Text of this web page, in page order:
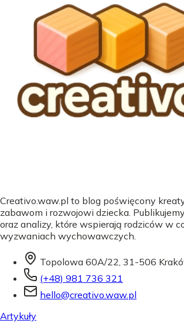
Creativo.waw.pl to blog poświęcony
zabawom i rozwojowi dziecka.
oraz analizy, które wspierają rodziców w
wyzwaniach wychowawczych.
Topolowa 60A/22, 31-506
(+48) 981 736 321
hello@creativo.waw.pl
Artykuły